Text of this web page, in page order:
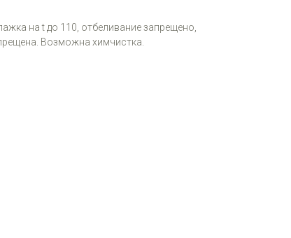
на t до 110, отбеливание запрещено,
Возможна химчистка.